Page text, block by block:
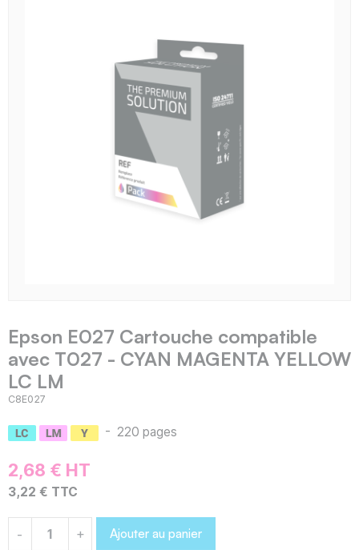
Epson E027 Cartouche compatible
avec T027 - CYAN MAGENTA YELLOW
LC LM
C8E027
- 220 pages
2,68 € HT
3,22 € TTC
- + Ajouter au panier